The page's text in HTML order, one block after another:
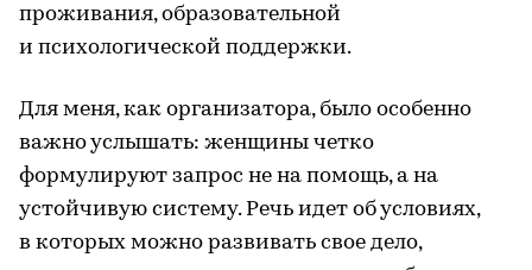
проживания, образовательной
и психологической поддержки.
Для меня, как организатора, было особенно
важно услышать: женщины четко
формулируют запрос не на помощь, а на
устойчивую систему. Речь идет об условиях,
в которых можно развивать свое дело,